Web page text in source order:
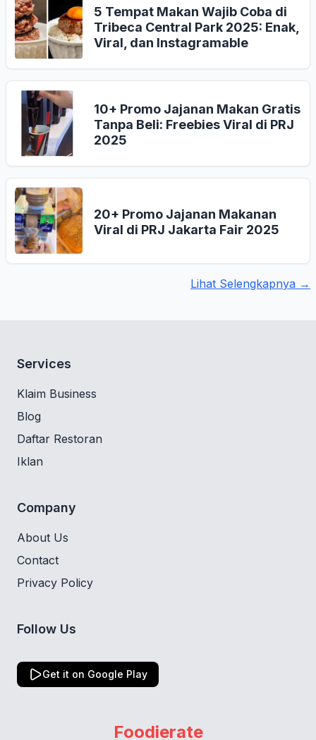
5 Tempat Makan Wajib Coba di
Tribeca Central Park 2025: Enak,
Viral, dan Instagramable
10+ Promo Jajanan Makan Gratis
Tanpa Beli: Freebies Viral di PRJ
2025
20+ Promo Jajanan Makanan
Viral di PRJ Jakarta Fair 2025
Lihat Selengkapnya →
Services
Klaim Business
Blog
Daftar Restoran
Iklan
Company
About Us
Contact
Privacy Policy
Follow Us
Get it on Google Play
Foodierate